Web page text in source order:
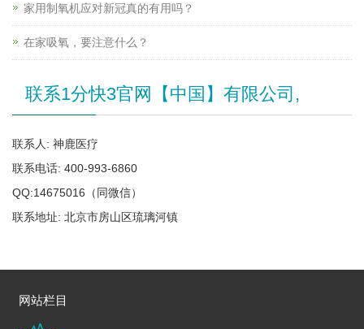
家用制氧机应对新冠真的有用吗？
在家吸氧，要注意什么？
联系1分快3官网【中国】有限公司,
联系人: 神鹿医疗
联系电话: 400-993-6860
QQ:14675016（同微信）
联系地址: 北京市房山区琉璃河镇
网站栏目